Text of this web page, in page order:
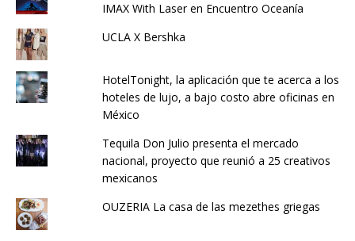
IMAX With Laser en Encuentro Oceanía
UCLA X Bershka
HotelTonight, la aplicación que te acerca a los
hoteles de lujo, a bajo costo abre oficinas en
México
Tequila Don Julio presenta el mercado
nacional, proyecto que reunió a 25 creativos
mexicanos
OUZERIA La casa de las mezethes griegas